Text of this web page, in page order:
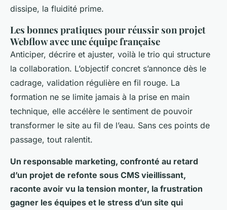
dissipe, la fluidité prime.
Les bonnes pratiques pour réussir son projet
Webflow avec une équipe française
Anticiper, décrire et ajuster, voilà le trio qui structure
la collaboration. L’objectif concret s’annonce dès le
cadrage, validation régulière en fil rouge. La
formation ne se limite jamais à la prise en main
technique, elle accélère le sentiment de pouvoir
transformer le site au fil de l’eau. Sans ces points de
passage, tout ralentit.
Un responsable marketing, confronté au retard
d’un projet de refonte sous CMS vieillissant,
raconte avoir vu la tension monter, la frustration
gagner les équipes et le stress d’un site qui